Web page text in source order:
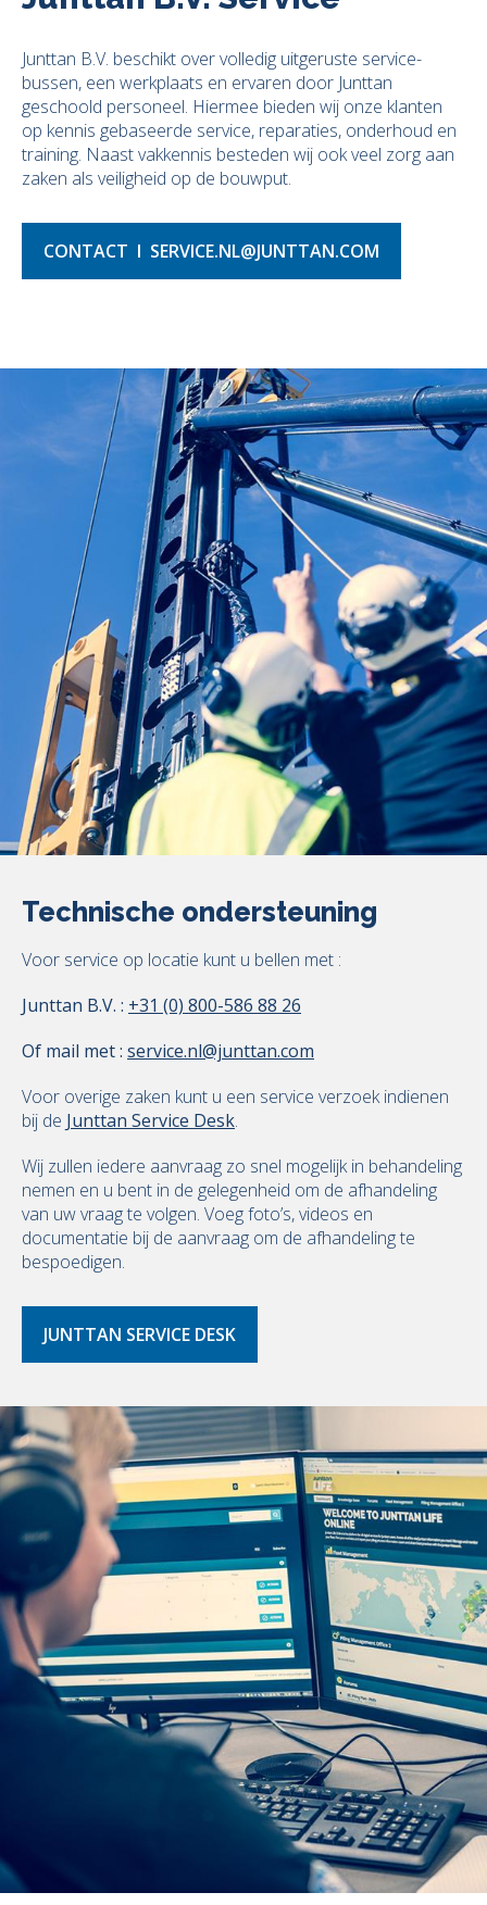
Junttan B.V. beschikt over volledig uitgeruste service-
bussen, een werkplaats en ervaren door Junttan
geschoold personeel. Hiermee bieden wij onze klanten
op kennis gebaseerde service, reparaties, onderhoud en
training. Naast vakkennis besteden wij ook veel zorg aan
zaken als veiligheid op de bouwput.
CONTACT I SERVICE.NL@JUNTTAN.COM
Technische ondersteuning
Voor service op locatie kunt u bellen met :
Junttan B.V. : +31 (0) 800-586 88 26
Of mail met : service.nl@junttan.com
Voor overige zaken kunt u een service verzoek indienen
bij de Junttan Service Desk.
Wij zullen iedere aanvraag zo snel mogelijk in behandeling
nemen en u bent in de gelegenheid om de afhandeling
van uw vraag te volgen. Voeg foto’s, videos en
documentatie bij de aanvraag om de afhandeling te
bespoedigen.
JUNTTAN SERVICE DESK